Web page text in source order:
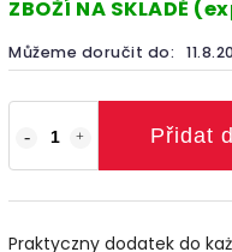
ZBOŽÍ NA SKLADĚ
Můžeme doručit do:
Přidat
Praktyczny dodatek do